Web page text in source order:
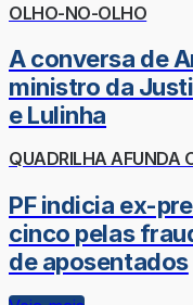
OLHO-NO-OLHO
A conversa de
ministro da
e Lulinha
QUADRILHA AFUNDA
PF indicia ex-
cinco pelas
de aposentados